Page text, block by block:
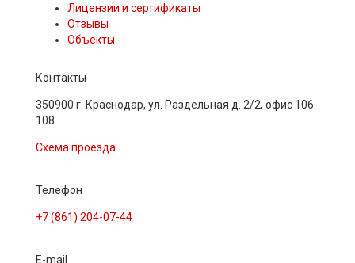
Лицензии и сертификаты
Отзывы
Объекты
Контакты
350900 г. Краснодар, ул. Раздельная д. 2/2, офис 106-
108
Схема проезда
Телефон
+7 (861) 204-07-44
E-mail